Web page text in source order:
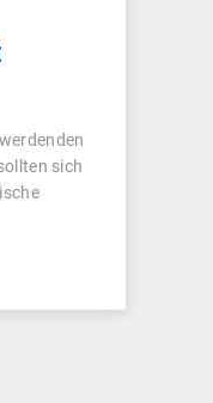
sich